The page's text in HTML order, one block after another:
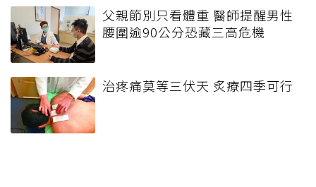
父親節別只看體重 醫師提醒男性
腰圍逾90公分恐藏三高危機
治疼痛莫等三伏天 炙療四季可行